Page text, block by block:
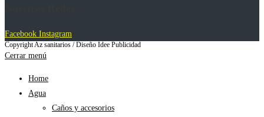
Facebook Instagram
Copyright Az sanitarios / Diseño Idee Publicidad
Cerrar menú
Home
Agua
Caños y accesorios